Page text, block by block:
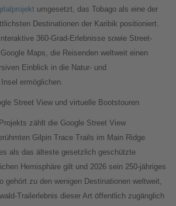
umgesetzt, das Tobago als eine der
Destinationen der Karibik positioniert.
360-Grad-Erlebnisse sowie Street-
Maps, die Reisenden weltweit einen
Einblick in die Natur- und
ermöglichen.
Street View und virtuelle Bootstouren
zählt die Google Street View
Gilpin Trace Trails im Main Ridge
als das älteste gesetzlich geschützte
Hemisphäre gilt und 2026 sein 250-jähriges
gehört zu den wenigen Destinationen weltweit,
Trailerlebnis dieser Art öffentlich zugänglich